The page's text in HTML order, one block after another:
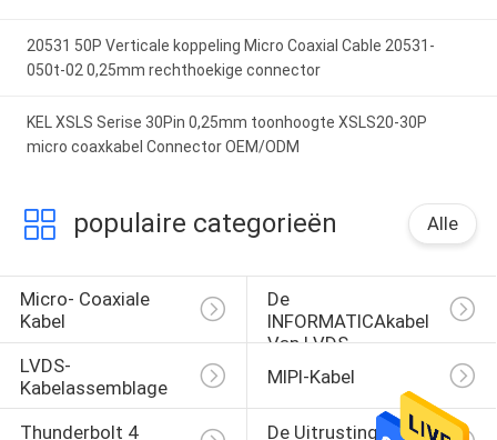
20531 50P Verticale koppeling Micro Coaxial Cable 20531-
050t-02 0,25mm rechthoekige connector
KEL XSLS Serise 30Pin 0,25mm toonhoogte XSLS20-30P
micro coaxkabel Connector OEM/ODM
populaire categorieën Alle
Micro- Coaxiale
Kabel
De
INFORMATICAkabel
Van LVDS
LVDS-
Kabelassemblage
MIPI-Kabel
Thunderbolt 4 De Uitrusting Van